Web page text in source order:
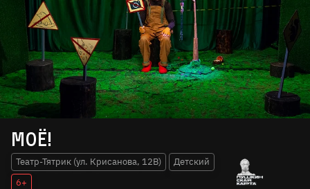
МОЁ!
Театр-Тятрик (ул. Крисанова, 12В)
Детский
6+